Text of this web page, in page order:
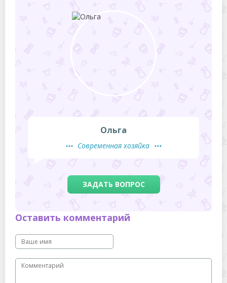
Ольга
Современная хозяйка
ЗАДАТЬ ВОПРОС
Оставить комментарий